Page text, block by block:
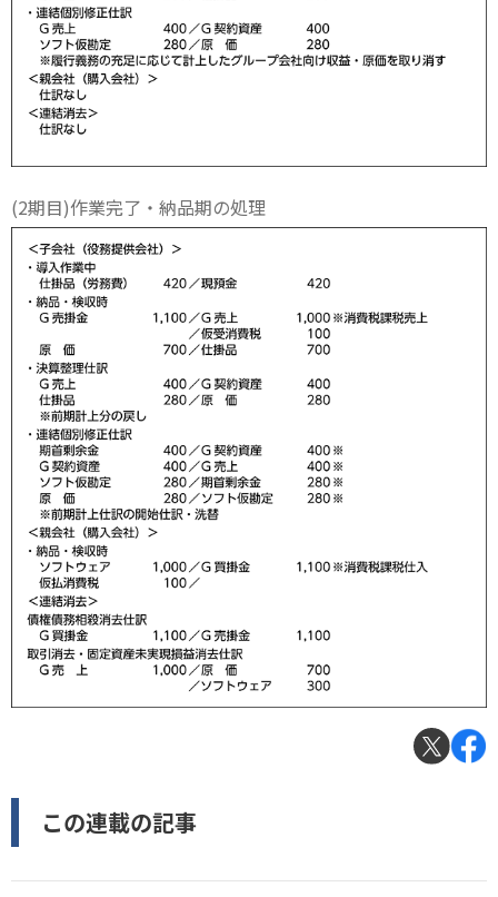
(2期目)作業完了・納品期の処理
この連載の記事